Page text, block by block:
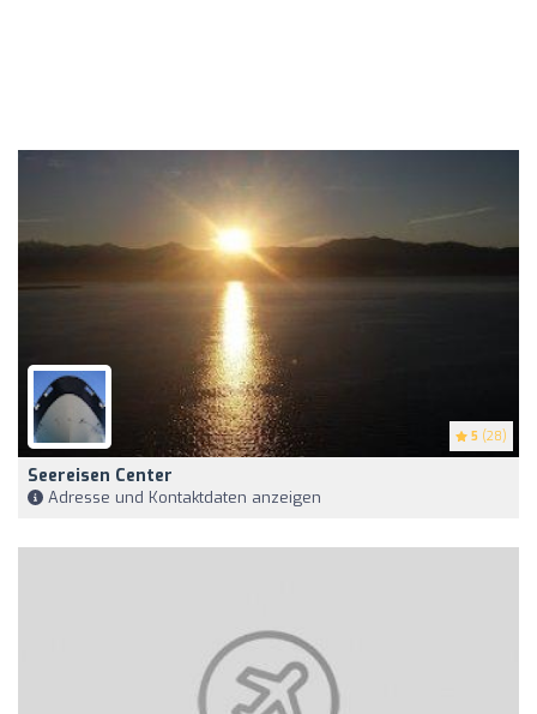
5 (28)
Seereisen Center
Adresse und Kontaktdaten anzeigen